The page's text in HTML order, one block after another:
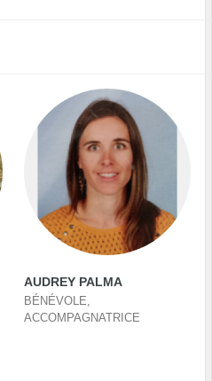
AUDREY PALMA
BÉNÉVOLE,
ACCOMPAGNATRICE